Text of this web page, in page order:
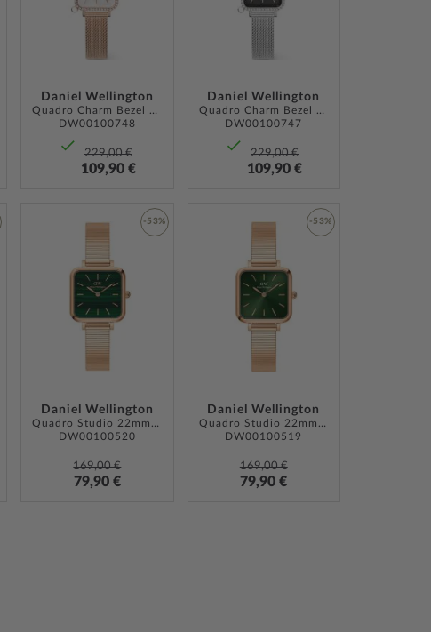
Daniel Wellington
Quadro Charm Bezel 26mm
DW00100748
229,00 €
109,90 €
Daniel Wellington
Quadro Charm Bezel 26mm
DW00100747
229,00 €
109,90 €
Daniel Wellington
Quadro Studio 22mm 3ATM
DW00100520
169,00 €
79,90 €
-53%
Daniel Wellington
Quadro Studio 22mm 3ATM
DW00100519
169,00 €
79,90 €
-53%